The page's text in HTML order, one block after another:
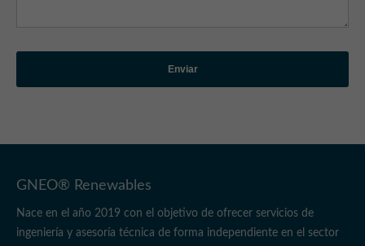
Enviar
GNEO® Renewables
Nace en el año 2019 con el objetivo de ofrecer servicios de
ingeniería y asesoría técnica de forma independiente en el sector